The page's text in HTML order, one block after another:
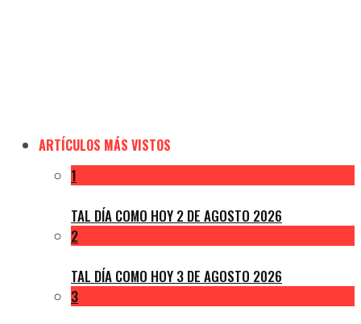
ARTÍCULOS MÁS VISTOS
1
TAL DÍA COMO HOY 2 DE AGOSTO 2026
2
TAL DÍA COMO HOY 3 DE AGOSTO 2026
3